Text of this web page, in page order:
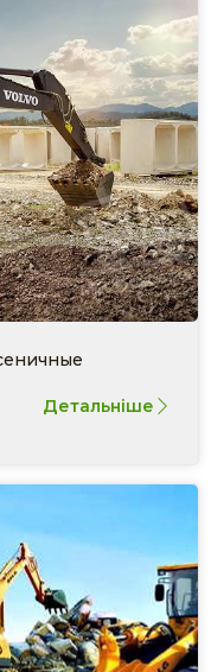
Детальніше